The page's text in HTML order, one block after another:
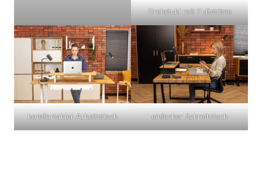
Drehstuhl mit Fußstütze
komfortabler Arbeitstisch einfacher Schreibtisch